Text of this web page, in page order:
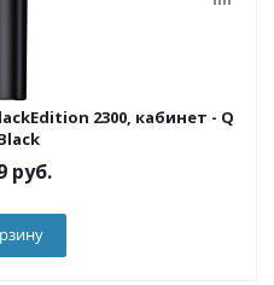
2300, кабинет - Q
руб.